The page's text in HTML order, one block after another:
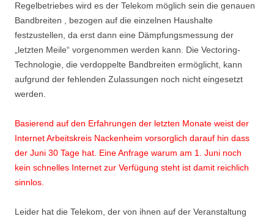
Regelbetriebes wird es der Telekom möglich sein die genauen
Bandbreiten , bezogen auf die einzelnen Haushalte
festzustellen, da erst dann eine Dämpfungsmessung der
„letzten Meile“ vorgenommen werden kann. Die Vectoring-
Technologie, die verdoppelte Bandbreiten ermöglicht, kann
aufgrund der fehlenden Zulassungen noch nicht eingesetzt
werden.
Basierend auf den Erfahrungen der letzten Monate weist der
Internet Arbeitskreis Nackenheim vorsorglich darauf hin dass
der Juni 30 Tage hat. Eine Anfrage warum am 1. Juni noch
kein schnelles Internet zur Verfügung steht ist damit reichlich
sinnlos.
Leider hat die Telekom, der von ihnen auf der Veranstaltung